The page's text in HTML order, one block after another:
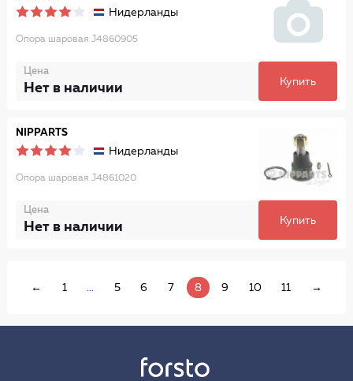
Нидерланды
Опора шаровая J4860905
Цена
Нет в наличии Купить
NIPPARTS
Нидерланды
Опора шаровая J4861020
Цена
Нет в наличии Купить
← 1 ... 5 6 7 8 9 10 11 →